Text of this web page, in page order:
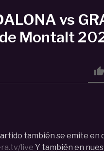
vs
Montalt

también se emite en
live Y también en